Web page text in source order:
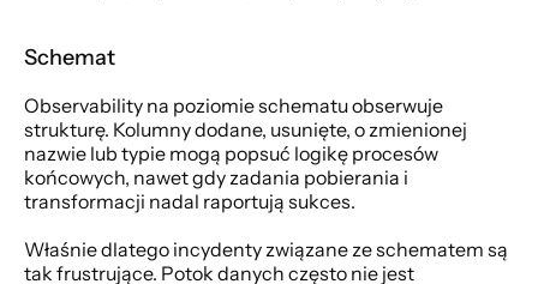
Schemat
Observability na poziomie schematu obserwuje
strukturę. Kolumny dodane, usunięte, o zmienionej
nazwie lub typie mogą popsuć logikę procesów
końcowych, nawet gdy zadania pobierania i
transformacji nadal raportują sukces.
Właśnie dlatego incydenty związane ze schematem są
tak frustrujące. Potok danych często nie jest